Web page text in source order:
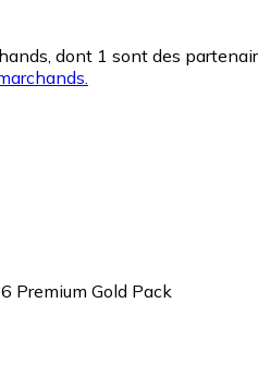
dont 1 sont des
Premium Gold Pack